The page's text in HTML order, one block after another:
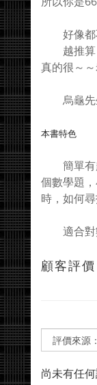
好像都
越推算
真的很～
烏龜先
本書特色
簡單有
個數學題
時，如何
適合對
顧客評價
尚未有任